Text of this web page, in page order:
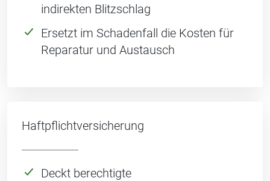
indirekten Blitzschlag
Ersetzt im Schadenfall die Kosten für
Reparatur und Austausch
Haftpflichtversicherung
Deckt berechtigte